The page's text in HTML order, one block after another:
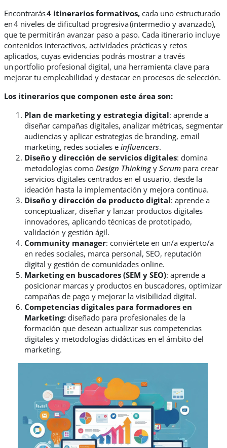
Encontrarás4 itinerarios formativos, cada uno estructurado
en4 niveles de dificultad progresiva(intermedio y avanzado),
que te permitirán avanzar paso a paso. Cada itinerario incluye
contenidos interactivos, actividades prácticas y retos
aplicados, cuyas evidencias podrás mostrar a través
un portfolio profesional digital, una herramienta clave para
mejorar tu empleabilidad y destacar en procesos de selección.
Los itinerarios que componen este área son:
Plan de marketing y estrategia digital: aprende a
diseñar campañas digitales, analizar métricas, segmentar
audiencias y aplicar estrategias de branding, email
marketing, redes sociales e influencers.
Diseño y dirección de servicios digitales: domina
metodologías como Design Thinkingy Scrum para crear
servicios digitales centrados en el usuario, desde la
ideación hasta la implementación y mejora continua.
Diseño y dirección de producto digital: aprende a
conceptualizar, diseñar y lanzar productos digitales
innovadores, aplicando técnicas de prototipado,
validación y gestión ágil.
Community manager: conviértete en un/a experto/a
en redes sociales, marca personal, SEO, reputación
digital y gestión de comunidades online.
Marketing en buscadores (SEM y SEO): aprende a
posicionar marcas y productos en buscadores, optimizar
campañas de pago y mejorar la visibilidad digital.
Competencias digitales para formadores en
Marketing: diseñado para profesionales de la
formación que desean actualizar sus competencias
digitales y metodologías didácticas en el ámbito del
marketing.